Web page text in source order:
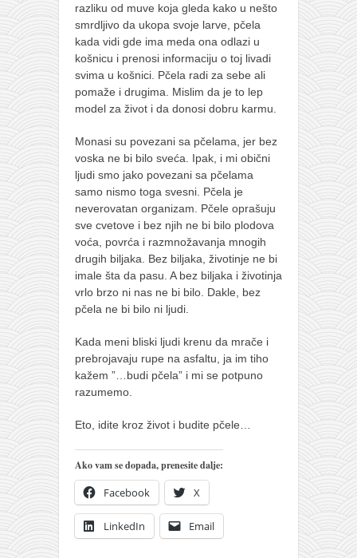
termini treninga
moja priča
moja priča
fotke
razliku od muve koja gleda kako u nešto
smrdljivo da ukopa svoje larve, pčela
kada vidi gde ima meda ona odlazi u
košnicu i prenosi informaciju o toj livadi
svima u košnici. Pčela radi za sebe ali
pomaže i drugima. Mislim da je to lep
model za život i da donosi dobru karmu.
Monasi su povezani sa pčelama, jer bez
voska ne bi bilo sveća. Ipak, i mi obični
ljudi smo jako povezani sa pčelama
samo nismo toga svesni. Pčela je
neverovatan organizam. Pčele oprašuju
sve cvetove i bez njih ne bi bilo plodova
voća, povrća i razmnožavanja mnogih
drugih biljaka. Bez biljaka, životinje ne bi
imale šta da pasu. A bez biljaka i životinja
vrlo brzo ni nas ne bi bilo. Dakle, bez
pčela ne bi bilo ni ljudi.
Kada meni bliski ljudi krenu da mrače i
prebrojavaju rupe na asfaltu, ja im tiho
kažem ”…budi pčela” i mi se potpuno
razumemo.
Eto, idite kroz život i budite pčele…
Ako vam se dopada, prenesite dalje:
Facebook X
LinkedIn Email